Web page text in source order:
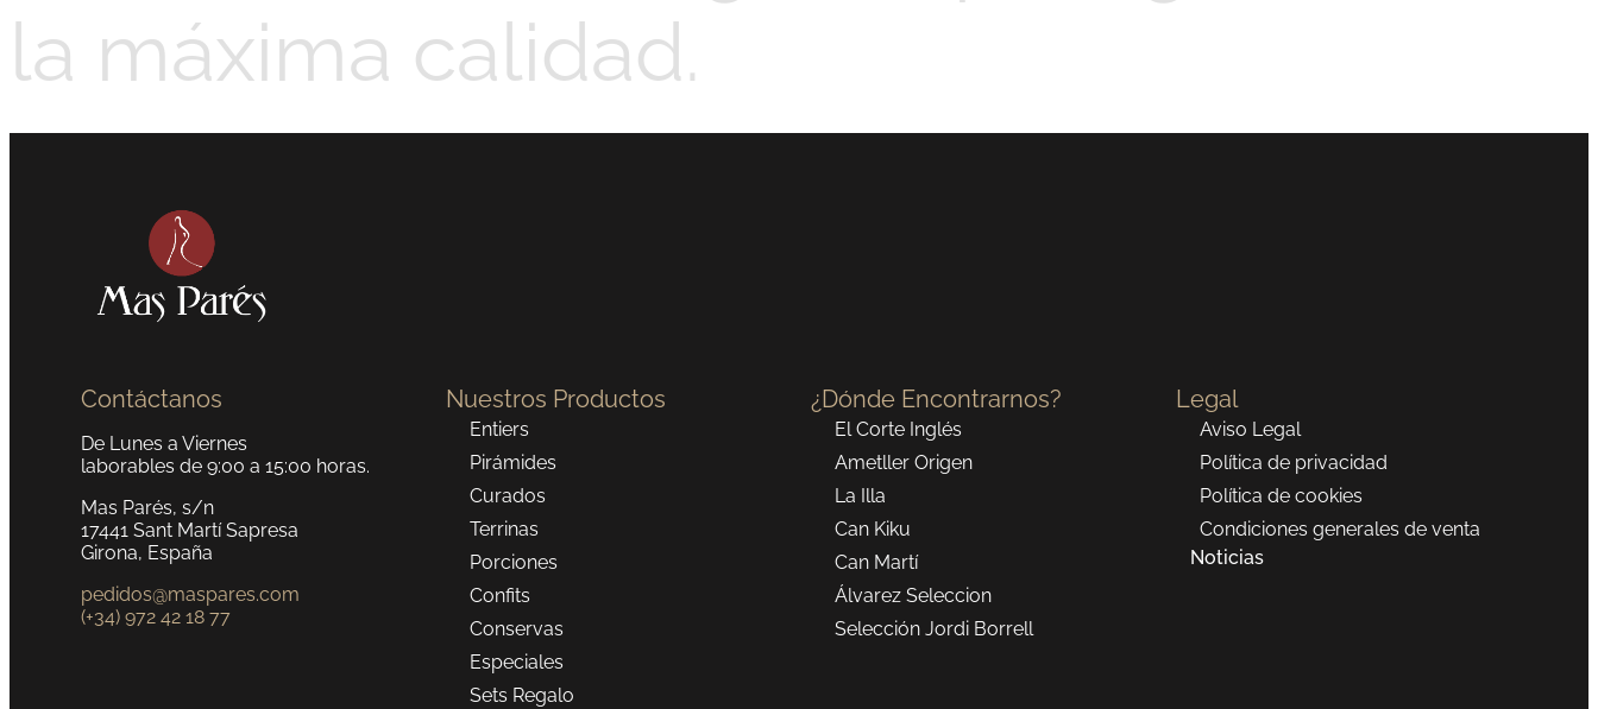
la máxima calidad.
Contáctanos
De Lunes a Viernes
laborables de 9:00 a 15:00 horas.
Mas Parés, s/n
17441 Sant Martí Sapresa
Girona, España
pedidos@maspares.com
(+34) 972 42 18 77
Nuestros Productos
Entiers
Pirámides
Curados
Terrinas
Porciones
Confits
Conservas
Especiales
Sets Regalo
¿Dónde Encontrarnos?
El Corte Inglés
Ametller Origen
La Illa
Can Kiku
Can Martí
Álvarez Seleccion
Selección Jordi Borrell
Legal
Aviso Legal
Política de privacidad
Política de cookies
Condiciones generales de venta
Noticias